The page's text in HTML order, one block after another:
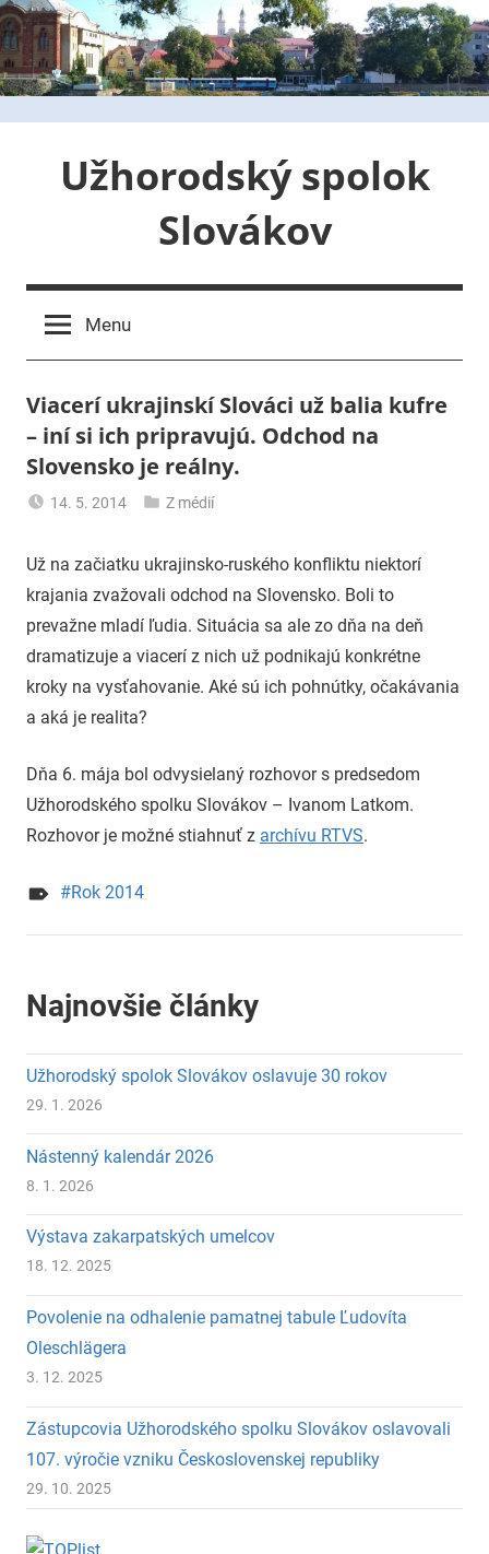
Skip
to
content
Užhorodský spolok
Slovákov
Menu
Viacerí ukrajinskí Slováci už balia kufre
– iní si ich pripravujú. Odchod na
Slovensko je reálny.
14. 5. 2014
Z médií
Už na začiatku ukrajinsko-ruského konfliktu niektorí
krajania zvažovali odchod na Slovensko. Boli to
prevažne mladí ľudia. Situácia sa ale zo dňa na deň
dramatizuje a viacerí z nich už podnikajú konkrétne
kroky na vysťahovanie. Aké sú ich pohnútky, očakávania
a aká je realita?
Dňa 6. mája bol odvysielaný rozhovor s predsedom
Užhorodského spolku Slovákov – Ivanom Latkom.
Rozhovor je možné stiahnuť z archívu RTVS.
Rok 2014
Najnovšie články
Užhorodský spolok Slovákov oslavuje 30 rokov
29. 1. 2026
Nástenný kalendár 2026
8. 1. 2026
Výstava zakarpatských umelcov
18. 12. 2025
Povolenie na odhalenie pamatnej tabule Ľudovíta
Oleschlägera
3. 12. 2025
Zástupcovia Užhorodského spolku Slovákov oslavovali
107. výročie vzniku Československej republiky
29. 10. 2025